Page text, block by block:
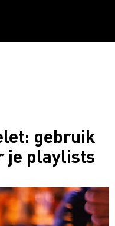
gebruik
je playlists